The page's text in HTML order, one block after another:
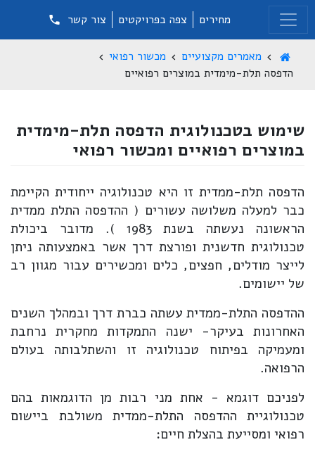
מחירים צפה בפרויקטים צור קשר
מאמרים מקצועיים
מכשור רפואי
הדפסה תלת-מימדית במוצרים רפואיים
שימוש בטכנולוגית הדפסה תלת-מימדית
במוצרים רפואיים ומכשור רפואי
הדפסה תלת-ממדית זו היא טכנולוגיה ייחודית הקיימת
כבר למעלה משלושה עשורים ( ההדפסה התלת ממדית
הראשונה נעשתה בשנת 1983 ). מדובר ביכולת
טכנולוגית חדשנית ופורצת דרך אשר באמצעותה ניתן
לייצר מודלים, חפצים, כלים ומכשירים עבור מגוון רב
של יישומים.
ההדפסה התלת-ממדית עשתה כברת דרך ובמהלך השנים
האחרונות בעיקר- ישנה התמקדות מחקרית נרחבת
ומעמיקה בפיתוח טכנולוגיה זו והשתלבותה בעולם
הרפואה.
לפניכם דוגמא - אחת מני רבות מן הדוגמאות בהם
טכנולוגיית ההדפסה התלת-ממדית משולבת ביישום
רפואי ומסייעת בהצלת חיים: